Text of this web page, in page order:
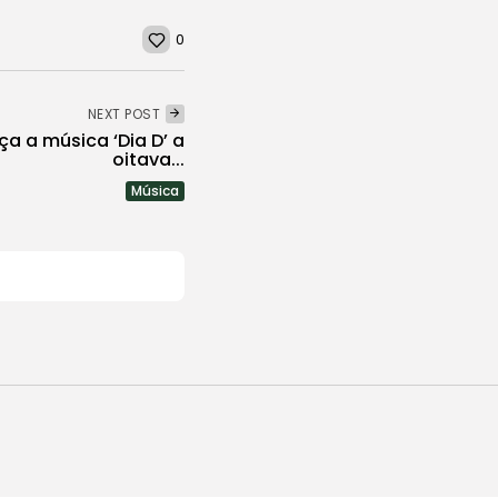
0
NEXT POST
a música ‘Dia D’ a
oitava...
Música